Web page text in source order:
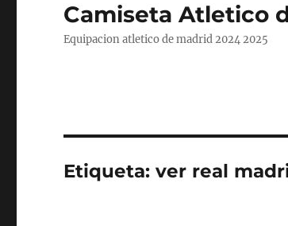
Camiseta Atletico
Equipacion atletico de madrid 2024 2025
Etiqueta:ver real